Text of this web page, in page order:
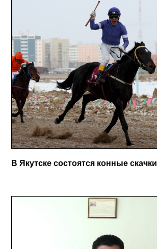
В Якутске состоятся конные скачки